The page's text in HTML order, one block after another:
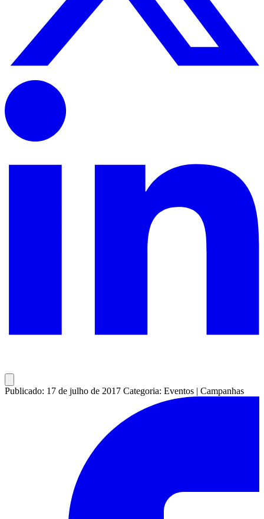
Publicado: 17 de julho de 2017 Categoria: Eventos | Campanhas